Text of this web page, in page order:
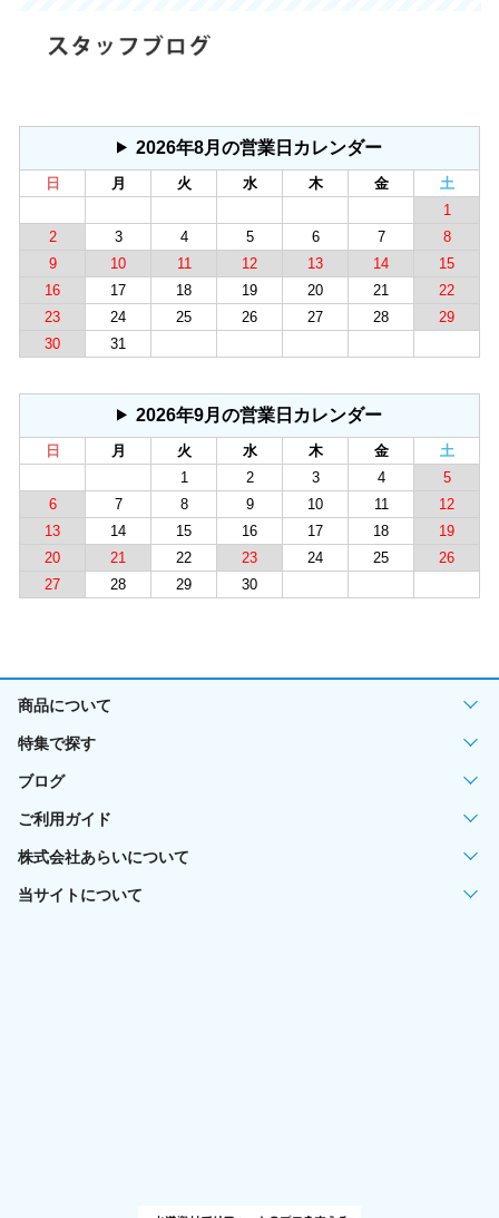
2026年8月の営業日カレンダー
日 月 火 水 木 金
土
1
2
3 4 5 6 7
8
9
10 11 12 13 14
15
16
17 18 19 20 21
22
23
24 25 26 27 28
29
30
31
2026年9月の営業日カレンダー
日 月 火 水 木 金
土
1
2 3 4
5
6
7 8 9 10 11
12
13
14 15 16 17 18
19
20
21 22 23 24 25
26
27
28 29 30
商品について
特集で探す
ブログ
ご利用ガイド
株式会社あらいについて
当サイトについて